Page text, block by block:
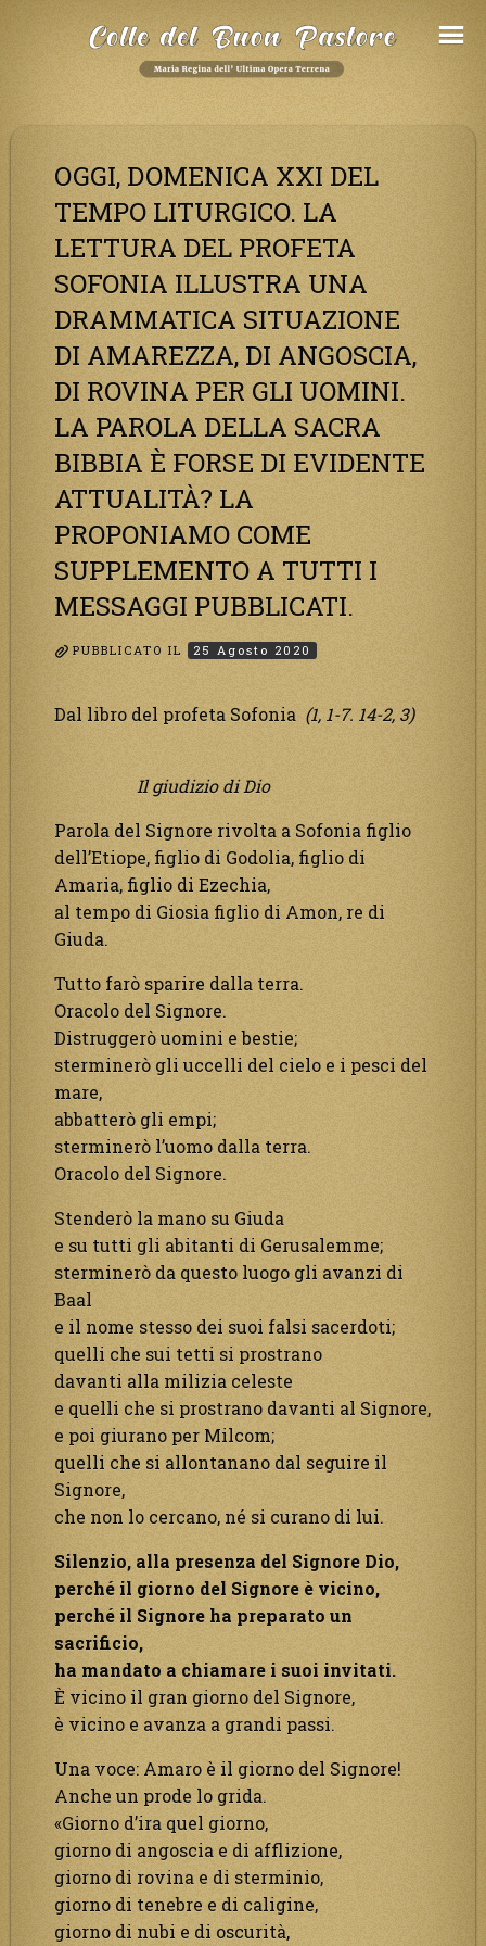
OGGI, DOMENICA XXI DEL
TEMPO LITURGICO. LA
LETTURA DEL PROFETA
SOFONIA ILLUSTRA UNA
DRAMMATICA SITUAZIONE
DI AMAREZZA, DI ANGOSCIA,
DI ROVINA PER GLI UOMINI.
LA PAROLA DELLA SACRA
BIBBIA È FORSE DI EVIDENTE
ATTUALITÀ? LA
PROPONIAMO COME
SUPPLEMENTO A TUTTI I
MESSAGGI PUBBLICATI.
PUBBLICATO IL 25 Agosto 2020
Dal libro del profeta Sofonia (1, 1-7. 14-2, 3)
Il giudizio di Dio
Parola del Signore rivolta a Sofonia figlio
dell’Etiope, figlio di Godolia, figlio di
Amaria, figlio di Ezechia,
al tempo di Giosia figlio di Amon, re di
Giuda.
Tutto farò sparire dalla terra.
Oracolo del Signore.
Distruggerò uomini e bestie;
sterminerò gli uccelli del cielo e i pesci del
mare,
abbatterò gli empi;
sterminerò l’uomo dalla terra.
Oracolo del Signore.
Stenderò la mano su Giuda
e su tutti gli abitanti di Gerusalemme;
sterminerò da questo luogo gli avanzi di
Baal
e il nome stesso dei suoi falsi sacerdoti;
quelli che sui tetti si prostrano
davanti alla milizia celeste
e quelli che si prostrano davanti al Signore,
e poi giurano per Milcom;
quelli che si allontanano dal seguire il
Signore,
che non lo cercano, né si curano di lui.
Silenzio, alla presenza del Signore Dio,
perché il giorno del Signore è vicino,
perché il Signore ha preparato un
sacrificio,
ha mandato a chiamare i suoi invitati.
È vicino il gran giorno del Signore,
è vicino e avanza a grandi passi.
Una voce: Amaro è il giorno del Signore!
Anche un prode lo grida.
«Giorno d’ira quel giorno,
giorno di angoscia e di afflizione,
giorno di rovina e di sterminio,
giorno di tenebre e di caligine,
giorno di nubi e di oscurità,